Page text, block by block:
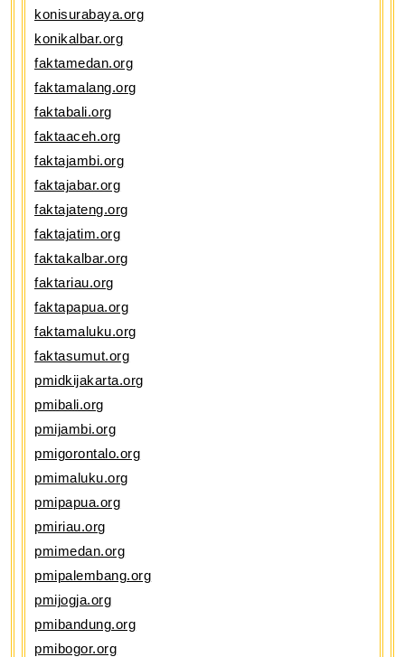
konisurabaya.org
konikalbar.org
faktamedan.org
faktamalang.org
faktabali.org
faktaaceh.org
faktajambi.org
faktajabar.org
faktajateng.org
faktajatim.org
faktakalbar.org
faktariau.org
faktapapua.org
faktamaluku.org
faktasumut.org
pmidkijakarta.org
pmibali.org
pmijambi.org
pmigorontalo.org
pmimaluku.org
pmipapua.org
pmiriau.org
pmimedan.org
pmipalembang.org
pmijogja.org
pmibandung.org
pmibogor.org